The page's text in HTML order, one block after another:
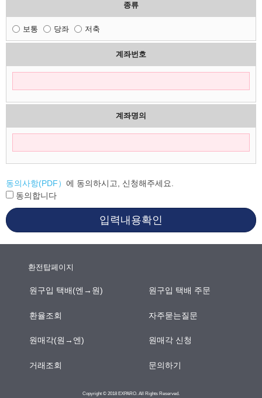
종류
보통 당좌 저축
계좌번호
계좌명의
동의사항(PDF） 에 동의하시고, 신청해주세요.
동의합니다
입력내용확인
환전탑페이지
원구입 택배(엔→원) 원구입 택배 주문
환율조회 자주묻는질문
원매각(원→엔) 원매각 신청
거래조회 문의하기
Copyright © 2018 EXPARO. All Rights Reserved.